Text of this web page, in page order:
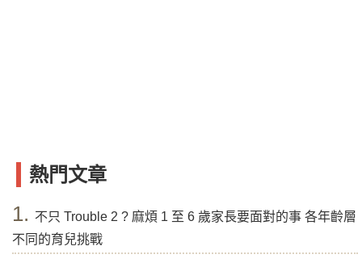
熱門文章
1. 不只 Trouble 2 ? 麻煩 1 至 6 歲家長要面對的事 各年齡層
不同的育兒挑戰